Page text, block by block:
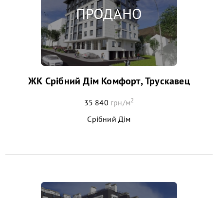
ЖК Срібний Дім Комфорт, Трускавец
35 840 грн/м2
Срібний Дім